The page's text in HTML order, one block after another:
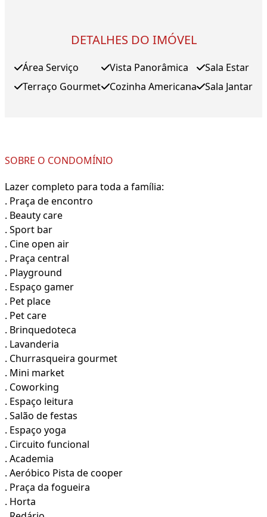
DETALHES DO IMÓVEL
Área Serviço
Terraço Gourmet
Vista Panorâmica
Cozinha Americana
Sala Estar
Sala Jantar
SOBRE O CONDOMÍNIO
Lazer completo para toda a família:
. Praça de encontro
. Beauty care
. Sport bar
. Cine open air
. Praça central
. Playground
. Espaço gamer
. Pet place
. Pet care
. Brinquedoteca
. Lavanderia
. Churrasqueira gourmet
. Mini market
. Coworking
. Espaço leitura
. Salão de festas
. Espaço yoga
. Circuito funcional
. Academia
. Aeróbico Pista de cooper
. Praça da fogueira
. Horta